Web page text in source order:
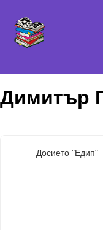
Димитър
Досието "Едип"